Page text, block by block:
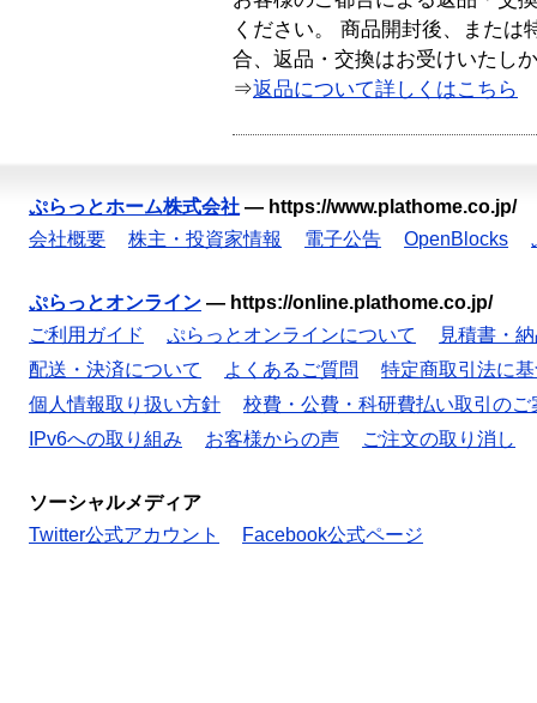
ください。 商品開封後、または
合、返品・交換はお受けいたし
⇒返品について詳しくはこちら
ぷらっとホーム株式会社 — https://www.plathome.co.jp/
会社概要
株主・投資家情報 電子公告 OpenBlocks
ぷらっとオンライン — https://online.plathome.co.jp/
ご利用ガイド
ぷらっとオンラインについて
見積書・
配送・決済について
よくあるご質問
特定商取引法に
個人情報取り扱い方針
校費・公費・科研費払い取引のご
IPv6への取り組み
お客様からの声 ご注文の取り消し
ソーシャルメディア
Twitter公式アカウント
Facebook公式ページ